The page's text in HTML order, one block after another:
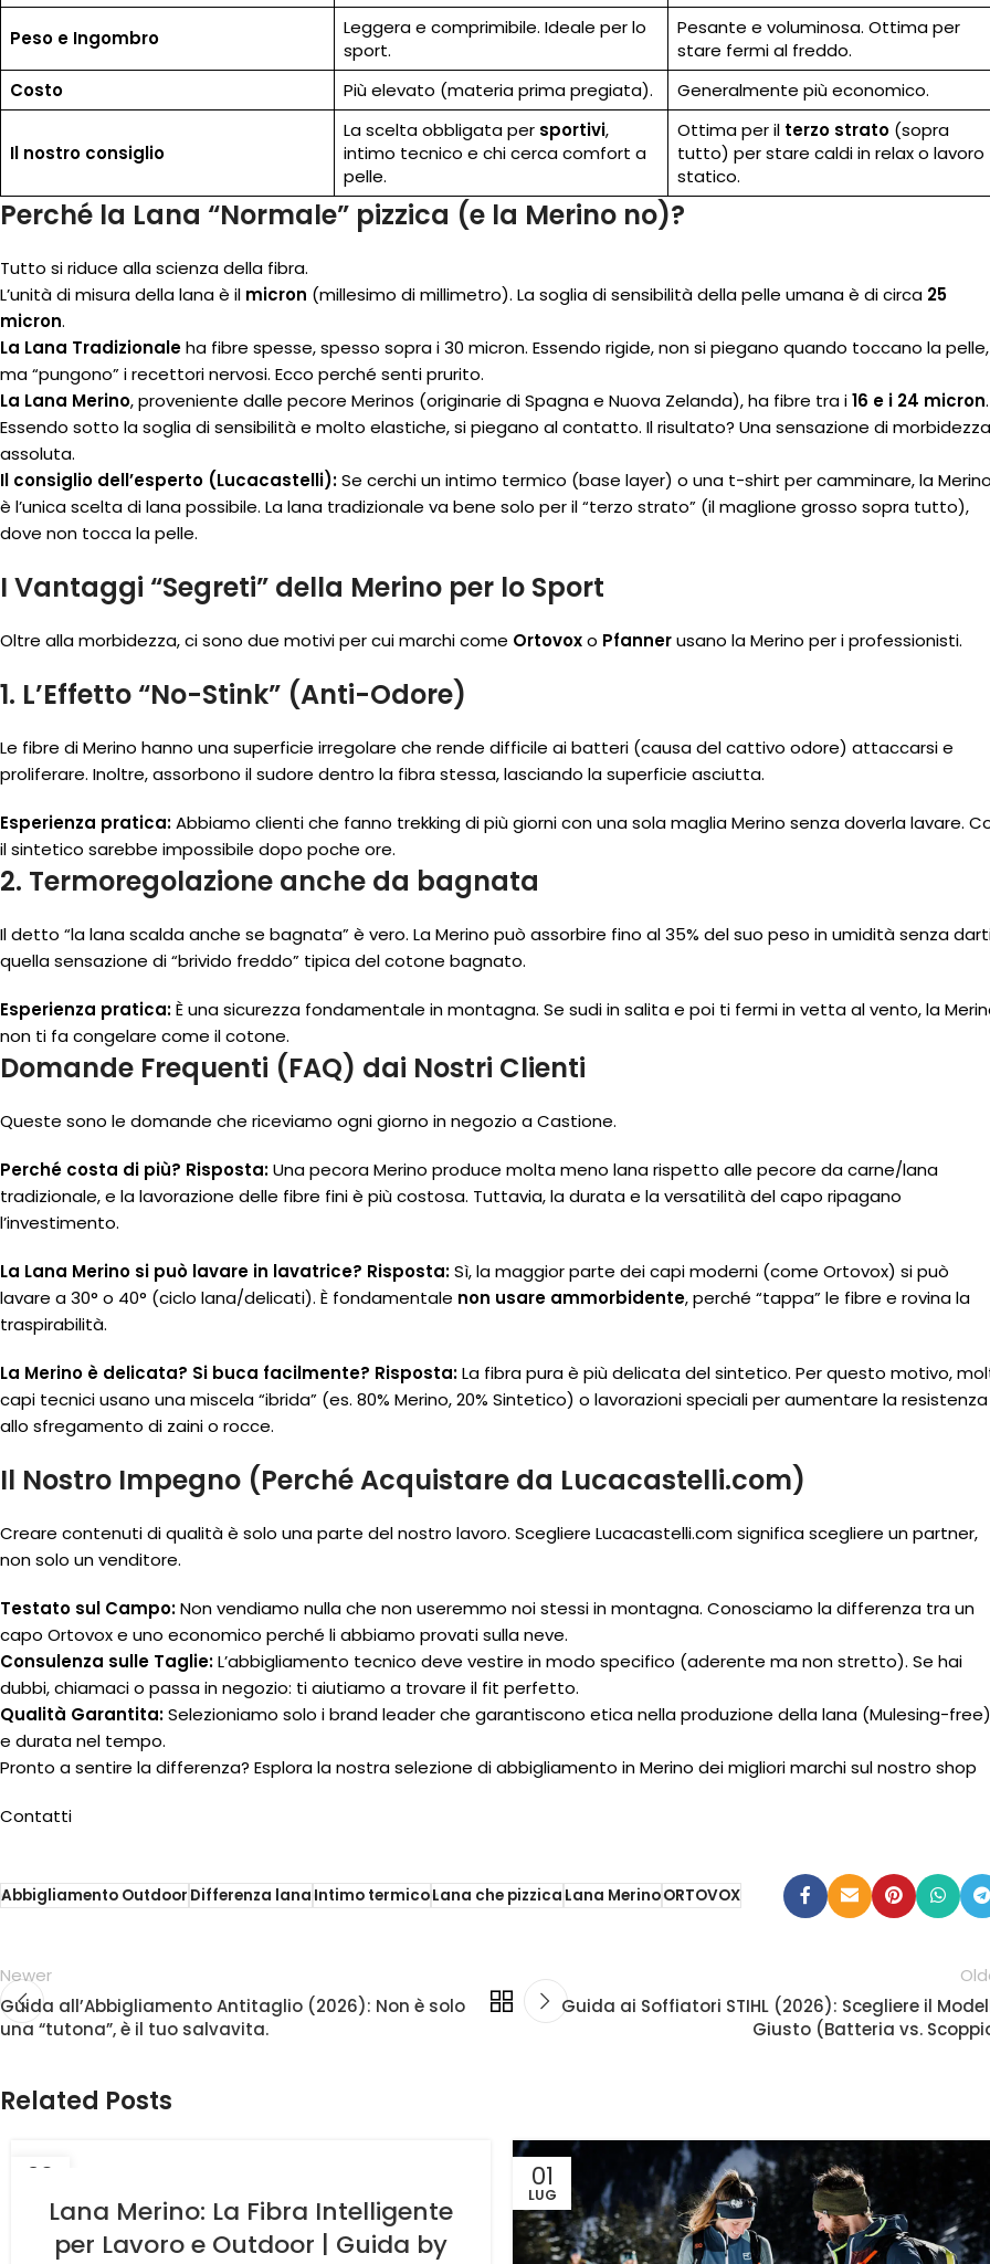
Peso e Ingombro
Leggera e comprimibile. Ideale per lo
sport.
Pesante e voluminosa. Ottima per
stare fermi al freddo.
Costo
Più elevato (materia prima pregiata). Generalmente più economico.
Il nostro consiglio
La scelta obbligata per sportivi,
intimo tecnico e chi cerca comfort a
pelle.
Ottima per il terzo strato(sopra
tutto) per stare caldi in relax o lavoro
statico.
Perché la Lana “Normale” pizzica (e la Merino no)?
Tutto si riduce alla scienza della fibra.
L’unità di misura della lana è il micron (millesimo di millimetro). La soglia di sensibilità della pelle umana è di circa 25
micron.
La Lana Tradizionaleha fibre spesse, spesso sopra i 30 micron. Essendo rigide, non si piegano quando toccano la pelle,
ma “pungono” i recettori nervosi. Ecco perché senti prurito.
La Lana Merino, proveniente dalle pecore Merinos (originarie di Spagna e Nuova Zelanda), ha fibre tra i16 e i 24 micron.
Essendo sotto la soglia di sensibilità e molto elastiche, si piegano al contatto. Il risultato? Una sensazione di morbidezza
assoluta.
Il consiglio dell’esperto (Lucacastelli):Se cerchi un intimo termico (base layer) o una t-shirt per camminare, la Merino
è l’unica scelta di lana possibile. La lana tradizionale va bene solo per il “terzo strato” (il maglione grosso sopra tutto),
dove non tocca la pelle.
I Vantaggi “Segreti” della Merino per lo Sport
Oltre alla morbidezza, ci sono due motivi per cui marchi come Ortovoxo Pfannerusano la Merino per i professionisti.
1. L’Effetto “No-Stink” (Anti-Odore)
Le fibre di Merino hanno una superficie irregolare che rende difficile ai batteri (causa del cattivo odore) attaccarsi e
proliferare. Inoltre, assorbono il sudore dentro la fibra stessa, lasciando la superficie asciutta.
Esperienza pratica:Abbiamo clienti che fanno trekking di più giorni con una sola maglia Merino senza doverla lavare.
il sintetico sarebbe impossibile dopo poche ore.
2. Termoregolazione anche da bagnata
Il detto “la lana scalda anche se bagnata” è vero. La Merino può assorbire fino al 35% del suo peso in umidità senza
quella sensazione di “brivido freddo” tipica del cotone bagnato.
Esperienza pratica:È una sicurezza fondamentale in montagna. Se sudi in salita e poi ti fermi in vetta al vento, la
non ti fa congelare come il cotone.
Domande Frequenti (FAQ) dai Nostri Clienti
Queste sono le domande che riceviamo ogni giorno in negozio a Castione.
Perché costa di più? Risposta:Una pecora Merino produce molta meno lana rispetto alle pecore da carne/lana
tradizionale, e la lavorazione delle fibre fini è più costosa. Tuttavia, la durata e la versatilità del capo ripagano
l’investimento.
La Lana Merino si può lavare in lavatrice? Risposta:Sì, la maggior parte dei capi moderni (come Ortovox) si può
lavare a 30° o 40° (ciclo lana/delicati). È fondamentale non usare ammorbidente, perché “tappa” le fibre e rovina la
traspirabilità.
La Merino è delicata? Si buca facilmente? Risposta:La fibra pura è più delicata del sintetico. Per questo motivo,
capi tecnici usano una miscela “ibrida” (es. 80% Merino, 20% Sintetico) o lavorazioni speciali per aumentare la resistenza
allo sfregamento di zaini o rocce.
Il Nostro Impegno (Perché Acquistare da Lucacastelli.com)
Creare contenuti di qualità è solo una parte del nostro lavoro. Scegliere Lucacastelli.com significa scegliere un partner,
non solo un venditore.
Testato sul Campo:Non vendiamo nulla che non useremmo noi stessi in montagna. Conosciamo la differenza tra un
capo Ortovox e uno economico perché li abbiamo provati sulla neve.
Consulenza sulle Taglie:L’abbigliamento tecnico deve vestire in modo specifico (aderente ma non stretto). Se hai
dubbi, chiamaci o passa in negozio: ti aiutiamo a trovare il fit perfetto.
Qualità Garantita:Selezioniamo solo i brand leader che garantiscono etica nella produzione della lana (Mulesing-free)
e durata nel tempo.
Pronto a sentire la differenza? Esplora la nostra selezione di abbigliamento in Merino dei migliori marchi sul nostro shop
Contatti
Abbigliamento OutdoorDifferenza lanaIntimo termicoLana che pizzicaLana MerinoORTOVOX
Newer
Guida all’Abbigliamento Antitaglio (2026): Non è solo
una “tutona”, è il tuo salvavita.
Guida ai Soffiatori STIHL (2026): Scegliere il
Giusto (Batteria vs.
Related Posts
20
Lana Merino: La Fibra Intelligente
per Lavoro e Outdoor | Guida by
01
LUG